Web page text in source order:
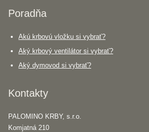
Poradňa
Akú krbovú vložku si vybrať?
Aký krbový ventilátor si vybrať?
Aký dymovod si vybrať?
Kontakty
PALOMINO KRBY, s.r.o.
Komjatná 210